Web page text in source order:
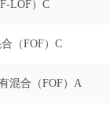
LOF）C
（FOF）C
混合（FOF）A